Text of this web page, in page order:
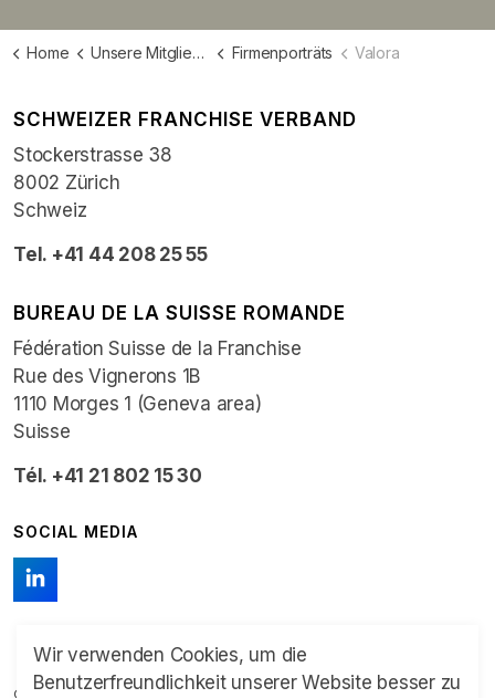
Home Unsere Mitglieder Firmenporträts Valora
SCHWEIZER FRANCHISE VERBAND
Stockerstrasse 38
8002 Zürich
Schweiz
Tel. +41 44 208 25 55
BUREAU DE LA SUISSE ROMANDE
Fédération Suisse de la Franchise
Rue des Vignerons 1B
1110 Morges 1 (Geneva area)
Suisse
Tél. +41 21 802 15 30
SOCIAL MEDIA
© 2026 Schweizer Franchise Verband
Wir verwenden Cookies, um die
Benutzerfreundlichkeit unserer Website besser zu